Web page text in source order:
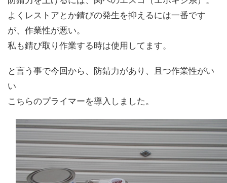
よくレストアとか錆びの発生を抑えるには一番です
が、作業性が悪い。
私も錆び取り作業する時は使用してます。
と言う事で今回から、防錆力があり、且つ作業性がい
い
こちらのプライマーを導入しました。